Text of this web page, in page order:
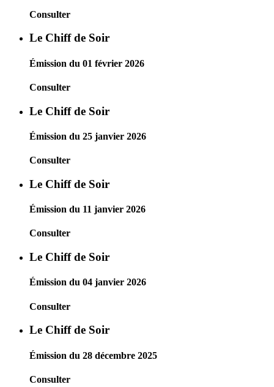
Consulter
Le Chiff de Soir
Émission du 01 février 2026
Consulter
Le Chiff de Soir
Émission du 25 janvier 2026
Consulter
Le Chiff de Soir
Émission du 11 janvier 2026
Consulter
Le Chiff de Soir
Émission du 04 janvier 2026
Consulter
Le Chiff de Soir
Émission du 28 décembre 2025
Consulter